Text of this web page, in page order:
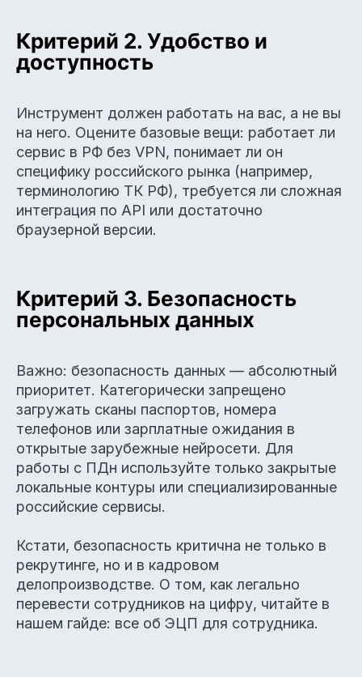
Критерий 2. Удобство и
доступность
Инструмент должен работать на вас, а не вы
на него. Оцените базовые вещи: работает ли
сервис в РФ без VPN, понимает ли он
специфику российского рынка (например,
терминологию ТК РФ), требуется ли сложная
интеграция по API или достаточно
браузерной версии.
Критерий 3. Безопасность
персональных данных
Важно: безопасность данных — абсолютный
приоритет. Категорически запрещено
загружать сканы паспортов, номера
телефонов или зарплатные ожидания в
открытые зарубежные нейросети. Для
работы с ПДн используйте только закрытые
локальные контуры или специализированные
российские сервисы.
Кстати, безопасность критична не только в
рекрутинге, но и в кадровом
делопроизводстве. О том, как легально
перевести сотрудников на цифру, читайте в
нашем гайде: все об ЭЦП для сотрудника.